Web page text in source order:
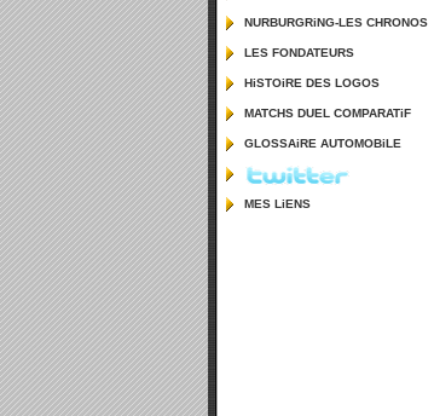
NURBURGRiNG-LES CHRONOS
LES FONDATEURS
HiSTOiRE DES LOGOS
MATCHS DUEL COMPARATiF
GLOSSAiRE AUTOMOBiLE
MES LiENS